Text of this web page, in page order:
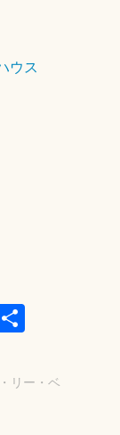
ウス
共
リー ・ ベ